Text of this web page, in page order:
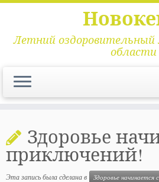
содержимому
Летний оздоровительный
области
Здоровье
приключений!
Эта запись была сделана в Здоровье начинается